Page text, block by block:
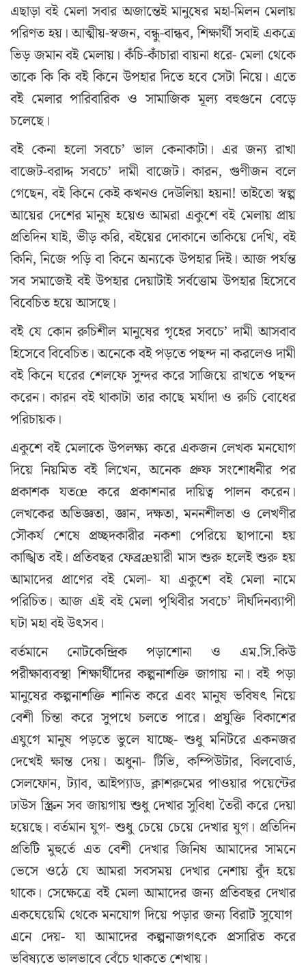
এছাড়া বই মেলা সবার অজান্তেই মানুষের মহা-মিলন মেলায়
পরিণত হয়। আত্মীয়-স্বজন, বন্ধু-বান্ধব, শিক্ষার্থী সবাই একত্রে
ভিড় জমান বই মেলায়। কঁচি-কাঁচারা বায়না ধরে- মেলা থেকে
তাকে কি কি বই কিনে উপহার দিতে হবে সেটা নিয়ে। এতে
বই মেলার পারিবারিক ও সামাজিক মূল্য বহুগুনে বেড়ে
চলেছে।
বই কেনা হলো সবচে’ ভাল কেনাকাটা। এর জন্য রাখা
বাজেট-বরাদ্দ সবচে’ দামী বাজেট। কারন, গুণীজন বলে
গেছেন, বই কিনে কেই কখনও দেউলিয়া হয়না! তাইতো স্বল্প
আয়ের দেশের মানুষ হয়েও আমরা একুশে বই মেলায় প্রায়
প্রতিদিন যাই, ভীড় করি, বইয়ের দোকানে তাকিয়ে দেখি, বই
কিনি, নিজে পড়ি বা কিনে অন্যকে উপহার দিই। আজ পর্যন্ত
সব সমাজেই বই উপহার দেয়াটাই সর্বত্তোম উপহার হিসেবে
বিবেচিত হয়ে আসছে।
বই যে কোন রুচিশীল মানুষের গৃহের সবচে’ দামী আসবাব
হিসেবে বিবেচিত। অনেকে বই পড়তে পছন্দ না করলেও দামী
বই কিনে ঘরের শেলফে সুন্দর করে সাজিয়ে রাখতে পছন্দ
করেন। কারন বই থাকাটা তার কাছে মর্যাদা ও রুচি বোধের
পরিচায়ক।
একুশে বই মেলাকে উপলক্ষ্য করে একজন লেখক মনযোগ
দিয়ে নিয়মিত বই লিখেন, অনেক প্রুফ সংশোধনীর পর
প্রকাশক যতœ করে প্রকাশনার দায়িত্ব পালন করেন।
লেখকের অভিজ্ঞতা, জ্ঞান, দক্ষতা, মননশীলতা ও লেখণীর
সৌকর্য শেষে প্রচ্ছদকারীর নকশা পেরিয়ে ছাপানো হয়
কাঙ্খিত বই। প্রতিবছর ফেব্রæয়ারী মাস শুরু হলেই শুরু হয়
আমাদের প্রাণের বই মেলা- যা একুশে বই মেলা নামে
পরিচিত। আজ এই বই মেলা পৃথিবীর সবচে’ দীর্ঘদিনব্যাপী
ঘটা মহা বই উৎসব।
বর্তমানে নোটকেন্দ্রিক পড়াশোনা ও এম.সি.কিউ
পরীক্ষাব্যবস্থা শিক্ষার্থীদের কল্পনাশক্তি জাগায় না। বই পড়া
মানুষের কল্পনাশক্তি শানিত করে এবং মানুষ ভবিষৎ নিয়ে
বেশী চিন্তা করে সুপথে চলতে পারে। প্রযুক্তি বিকাশের
এযুগে মানুষ পড়তে ভুলে যাচ্ছে- শুধু মনিটরে একনজর
দেখেই ক্ষান্ত দেয়। অধুনা- টিভি, কম্পিউটার, বিলবোর্ড,
সেলফোন, ট্যাব, আইপ্যাড, ক্লাশরুমের পাওয়ার পয়েন্টের
ঢাউস স্ক্রিন সব জায়গায় শুধু দেখার সুবিধা তৈরী করে দেয়া
হয়েছে। বর্তমান যুগ- শুধু চেয়ে চেয়ে দেখার যুগ। প্রতিদিন
প্রতিটি মুহুর্তে এত বেশী দেখার জিনিষ আমাদের সামনে
ভেসে ওঠে যে আমরা সবসময় দেখার নেশায় বুঁদ হয়ে
থাকে। সেক্ষেত্রে বই মেলা আমাদের জন্য প্রতিবছর দেখার
একঘেয়েমি থেকে মনযোগ দিয়ে পড়ার জন্য বিরাট সুযোগ
এনে দেয়- যা আমাদের কল্পনাজগৎকে প্রসারিত করে
ভবিষ্যতে ভালভাবে বেঁচে থাকতে শেখায়।